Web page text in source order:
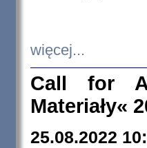
więcej...
Call for
Materiały«
25.08.2022